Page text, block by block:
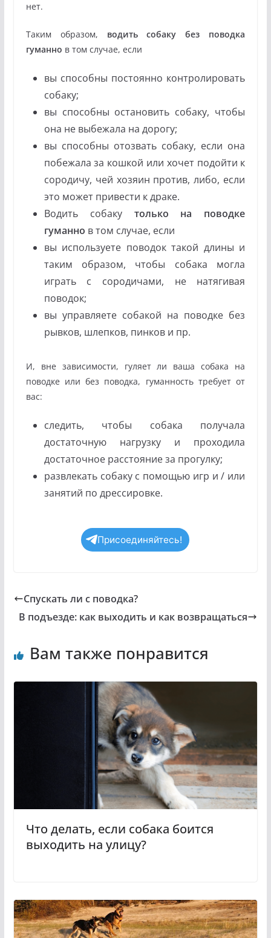
нет.
Таким образом, водить собаку без поводка
гуманно в том случае, если
вы способны постоянно контролировать
собаку;
вы способны остановить собаку, чтобы
она не выбежала на дорогу;
вы способны отозвать собаку, если она
побежала за кошкой или хочет подойти к
сородичу, чей хозяин против, либо, если
это может привести к драке.
Водить собаку только на поводке
гуманно в том случае, если
вы используете поводок такой длины и
таким образом, чтобы собака могла
играть с сородичами, не натягивая
поводок;
вы управляете собакой на поводке без
рывков, шлепков, пинков и пр.
И, вне зависимости, гуляет ли ваша собака на
поводке или без поводка, гуманность требует от
вас:
следить, чтобы собака получала
достаточную нагрузку и проходила
достаточное расстояние за прогулку;
развлекать собаку с помощью игр и / или
занятий по дрессировке.
Присоединяйтесь!
Спускать ли с поводка?
В подъезде: как выходить и как возвращаться
Вам также понравится
Что делать, если собака боится
выходить на улицу?